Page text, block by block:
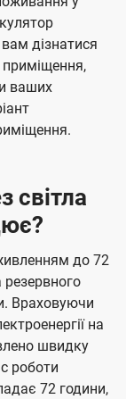
дізнатися
ваших
світла
до 72
Враховуючи
на
швидку
роботи
72 години,